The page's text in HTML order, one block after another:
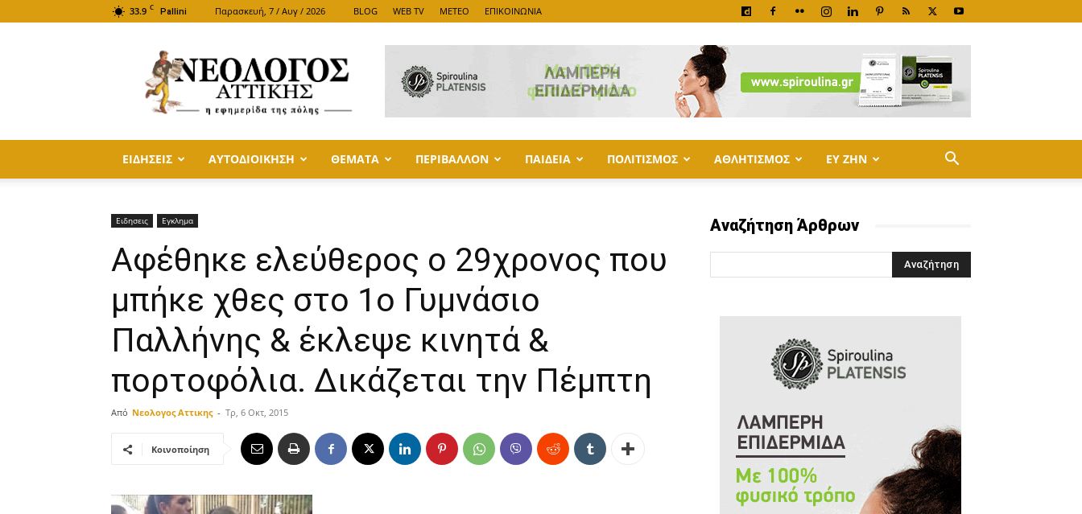
33.9 C Pallini Παρασκευή, 7 / Αυγ / 2026 BLOG WEB TV METEO ΕΠΙΚΟΙΝΩΝΙΑ
ΑΤΤΙΚΗΣ
ΕΙΔΗΣΕΙΣ ΑΥΤΟΔΙΟΙΚΗΣΗ ΘΕΜΑΤΑ ΠΕΡΙΒΑΛΛΟΝ ΠΑΙΔΕΙΑ ΠΟΛΙΤΙΣΜΟΣ ΑΘΛΗΤΙΣΜΟΣ ΕΥ ΖΗΝ
Ειδησεις Εγκλημα
Αφέθηκε ελεύθερος ο 29χρονος που
μπήκε χθες στο 1ο Γυμνάσιο
Παλλήνης & έκλεψε κινητά &
πορτοφόλια. Δικάζεται την Πέμπτη
Από Νεολογος Αττικης - Τρ, 6 Οκτ, 2015
Κοινοποίηση
Αναζήτηση Άρθρων